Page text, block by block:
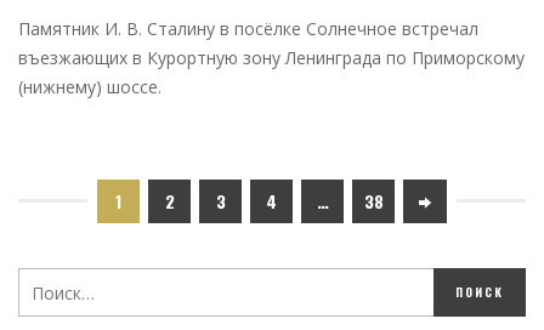
Памятник И. В. Сталину в посёлке Солнечное встречал
въезжающих в Курортную зону Ленинграда по Приморскому
(нижнему) шоссе.
1 2 3 4 … 38